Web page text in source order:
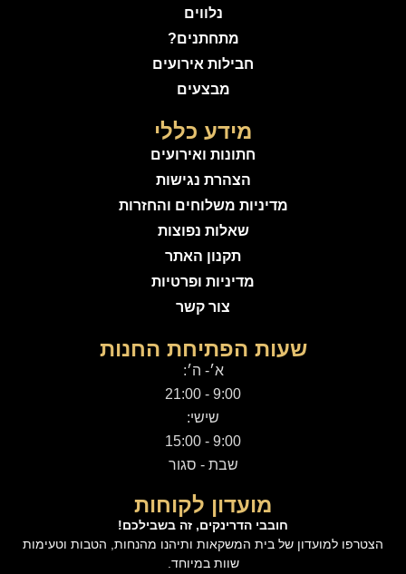
נלווים
מתחתנים?
חבילות אירועים
מבצעים
מידע כללי
חתונות ואירועים
הצהרת נגישות
מדיניות משלוחים והחזרות
שאלות נפוצות
תקנון האתר
מדיניות ופרטיות
צור קשר
שעות הפתיחת החנות
א׳- ה׳:
9:00 - 21:00
שישי:
9:00 - 15:00
שבת - סגור
מועדון לקוחות
חובבי הדרינקים, זה בשבילכם!
הצטרפו למועדון של בית המשקאות ותיהנו מהנחות, הטבות וטעימות
שוות במיוחד.